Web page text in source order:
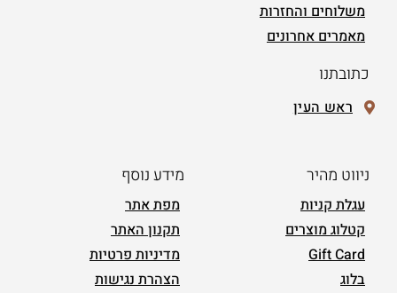
משלוחים והחזרות
מאמרים אחרונים
כתובתנו
ראש העין
ניווט מהיר
עגלת קניות
קטלוג מוצרים
Gift Card
בלוג
מידע נוסף
מפת אתר
תקנון האתר
מדיניות פרטיות
הצהרת נגישות